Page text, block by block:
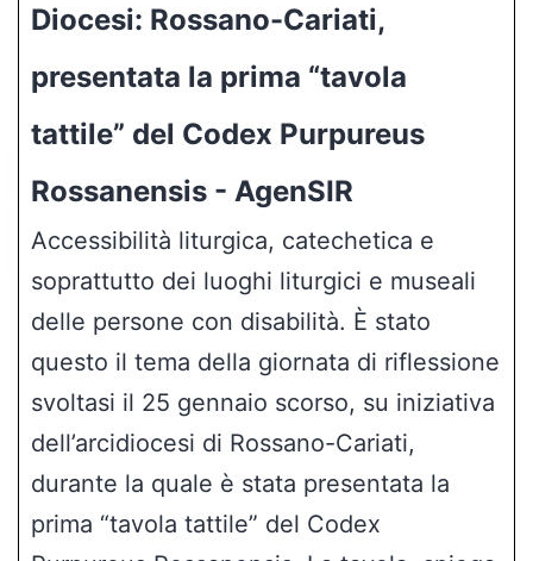
Diocesi: Rossano-Cariati,
presentata la prima “tavola
tattile” del Codex Purpureus
Rossanensis - AgenSIR
Accessibilità liturgica, catechetica e
soprattutto dei luoghi liturgici e museali
delle persone con disabilità. È stato
questo il tema della giornata di riflessione
svoltasi il 25 gennaio scorso, su iniziativa
dell’arcidiocesi di Rossano-Cariati,
durante la quale è stata presentata la
prima “tavola tattile” del Codex